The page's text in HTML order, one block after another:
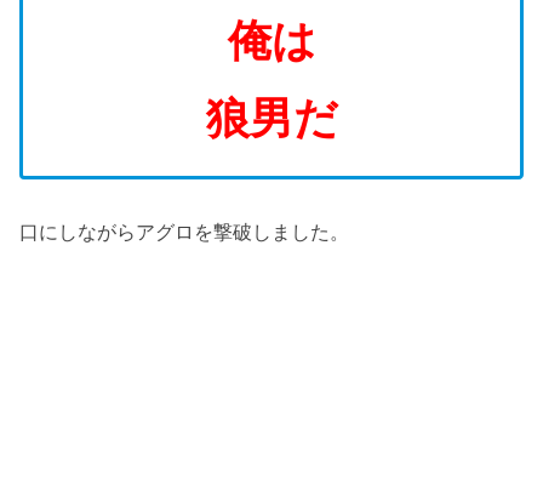
俺は
狼男だ
口にしながらアグロを撃破しました。